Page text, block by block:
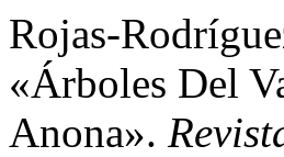
Rojas-
«Árboles Del
Anona».